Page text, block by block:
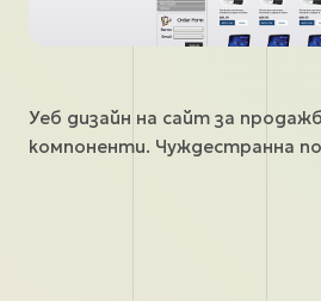
Уеб дизайн на сайт за
компоненти. Чуждестранна